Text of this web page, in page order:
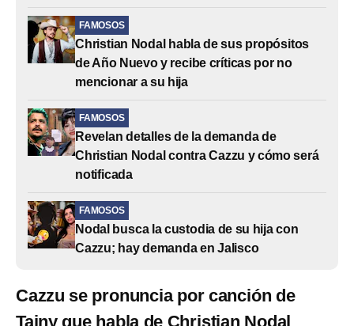
FAMOSOS
Christian Nodal habla de sus propósitos
de Año Nuevo y recibe críticas por no
mencionar a su hija
FAMOSOS
Revelan detalles de la demanda de
Christian Nodal contra Cazzu y cómo será
notificada
FAMOSOS
Nodal busca la custodia de su hija con
Cazzu; hay demanda en Jalisco
Cazzu se pronuncia por canción de
Tainy que habla de Christian Nodal